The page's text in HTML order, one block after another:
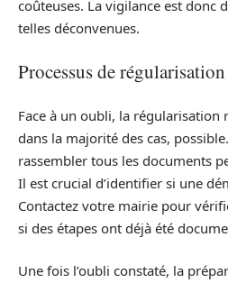
coûteuses. La vigilance est donc
telles déconvenues.
Processus de
Face à un oubli, la régularisation
dans la majorité des cas,
rassembler tous les documents
Il est crucial d’identifier si une
Contactez votre mairie pour
si des étapes ont déjà été
Une fois l’oubli constaté, la